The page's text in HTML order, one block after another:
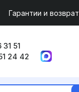
Гарантии и возврат
51
24 42